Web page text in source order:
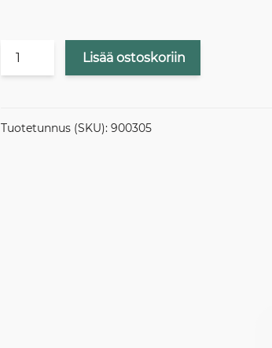
JÄRJESTELYKULU
Lisää ostoskoriin
Tuotetunnus (SKU): 900305